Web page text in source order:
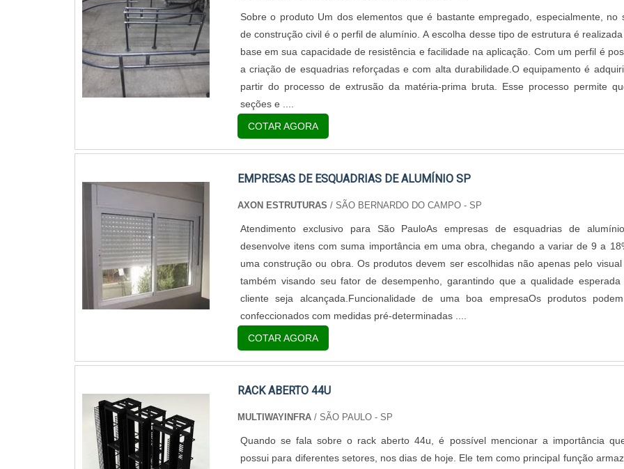
Sobre o produto Um dos elementos que é bastante empregado, especialmente, no
de construção civil é o perfil de alumínio. A escolha desse tipo de estrutura é realizada
base em sua capacidade de resistência e facilidade na aplicação. Com um perfil é
a criação de esquadrias reforçadas e com alta durabilidade.O equipamento é
partir do processo de extrusão da matéria-prima bruta. Esse processo permite
seções e ....
COTAR AGORA
EMPRESAS DE ESQUADRIAS DE ALUMÍNIO SP
AXON ESTRUTURAS / SÃO BERNARDO DO CAMPO - SP
Atendimento exclusivo para São PauloAs empresas de esquadrias de
desenvolve itens com suma importância em uma obra, chegando a variar de 9 a
uma construção ou obra. Os produtos devem ser escolhidas não apenas pelo
também visando seu fator de desempenho, garantindo que a qualidade esperada
cliente seja alcançada.Funcionalidade de uma boa empresaOs produtos
confeccionados com medidas pré-determinadas ....
COTAR AGORA
RACK ABERTO 44U
MULTIWAYINFRA/ SÃO PAULO - SP
Quando se fala sobre o rack aberto 44u, é possível mencionar a importância
possui para diferentes setores, nos dias de hoje. Ele tem como principal função